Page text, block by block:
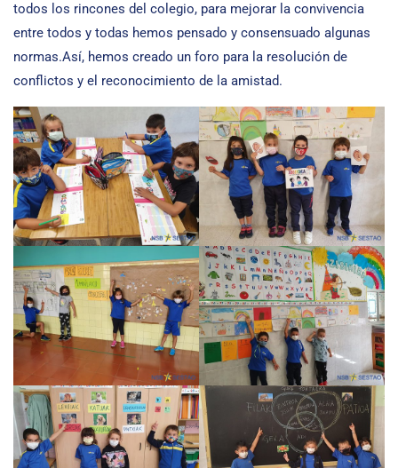
todos los rincones del colegio, para mejorar la convivencia
entre todos y todas hemos pensado y consensuado algunas
normas.Así, hemos creado un foro para la resolución de
conflictos y el reconocimiento de la amistad.